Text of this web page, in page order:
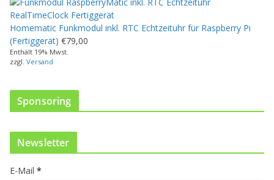
d
u
k
t
w
t
e
e
Homematic Funkmodul inkl. RTC Echtzeituhr für Raspberry Pi
(Fertiggerät) €79,00
Enthält 19% Mwst.
zzgl. Versand
Sponsoring
Newsletter
E-Mail *